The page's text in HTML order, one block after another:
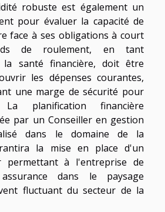
robuste est également un
pour évaluer la capacité de
face à ses obligations à court
de roulement, en tant
la santé financière, doit être
les dépenses courantes,
une marge de sécurité pour
planification financière
par un Conseiller en gestion
dans le domaine de la
la mise en place d'un
permettant à l'entreprise de
dans le paysage
fluctuant du secteur de la